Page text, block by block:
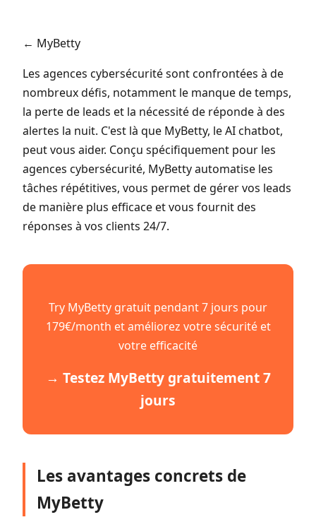
← MyBetty
Les agences cybersécurité sont confrontées à de
nombreux défis, notamment le manque de temps,
la perte de leads et la nécessité de réponde à des
alertes la nuit. C'est là que MyBetty, le AI chatbot,
peut vous aider. Conçu spécifiquement pour les
agences cybersécurité, MyBetty automatise les
tâches répétitives, vous permet de gérer vos leads
de manière plus efficace et vous fournit des
réponses à vos clients 24/7.
Try MyBetty gratuit pendant 7 jours pour
179€/month et améliorez votre sécurité et
votre efficacité
→ Testez MyBetty gratuitement 7
jours
Les avantages concrets de
MyBetty